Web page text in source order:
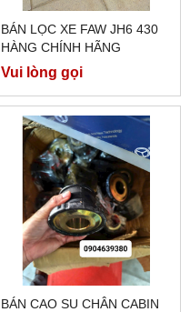
BÁN LỌC XE FAW JH6 430
HÀNG CHÍNH HÃNG
Vui lòng gọi
BÁN CAO SU CHÂN CABIN